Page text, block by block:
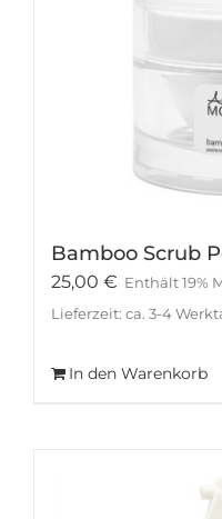
Bamboo Scrub
25,00 € Enthält 19%
Lieferzeit: ca. 3-4
In den Warenkorb